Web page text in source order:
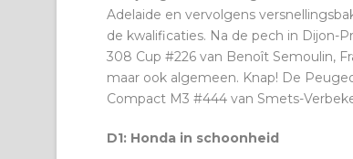
Adelaide en vervolgens
de kwalificaties. Na de pech in Dijon-
308 Cup #226 van Benoît Semoulin,
maar ook algemeen. Knap! De
Compact M3 #444 van Smets-
D1: Honda in schoonheid